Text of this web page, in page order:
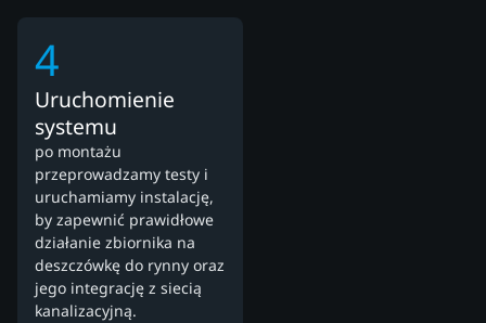
4
Uruchomienie
systemu
po montażu
przeprowadzamy testy i
uruchamiamy instalację,
by zapewnić prawidłowe
działanie zbiornika na
deszczówkę do rynny oraz
jego integrację z siecią
kanalizacyjną.